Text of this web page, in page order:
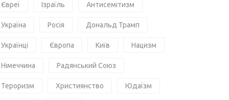
Євреї Ізраїль Антисемітизм
Україна Росія Дональд Трамп
Українці Європа Київ Нацизм
Німеччина Радянський Союз
Тероризм Християнство Юдаїзм